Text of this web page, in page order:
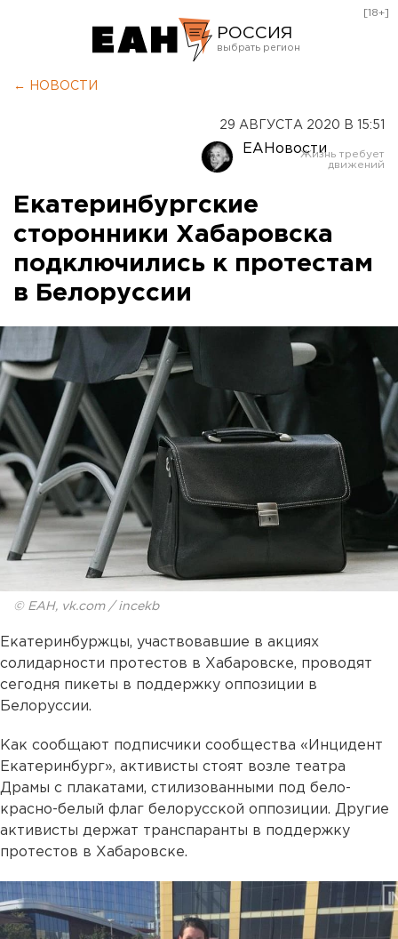
РОССИЯ
Оренбург
[18+]
← НОВОСТИ
29 АВГУСТА 2020 В 15:51
ЕАНовости
Екатеринбургские
сторонники Хабаровска
подключились к протестам
в Белоруссии
© ЕАН, vk.com / incekb
Екатеринбуржцы, участвовавшие в акциях
солидарности протестов в Хабаровске, проводят
сегодня пикеты в поддержку оппозиции в
Белоруссии.
Как сообщают подписчики сообщества «Инцидент
Екатеринбург», активисты стоят возле театра
Драмы с плакатами, стилизованными под бело-
красно-белый флаг белорусской оппозиции. Другие
активисты держат транспаранты в поддержку
протестов в Хабаровске.